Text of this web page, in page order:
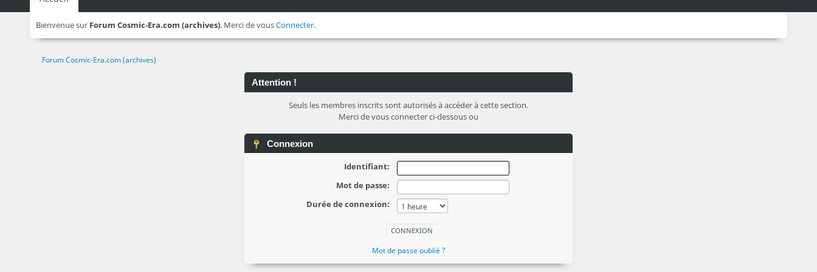
Bienvenue sur Forum Cosmic-Era.com (archives). Merci de vousConnecter.
Forum Cosmic-Era.com (archives)
Attention !
Seuls les membres inscrits sont autorisés à accéder à cette section.
Merci de vous connecter ci-dessous ou
Connexion
Identifiant:
Mot de passe:
Durée de connexion:
Mot de passe oublié ?